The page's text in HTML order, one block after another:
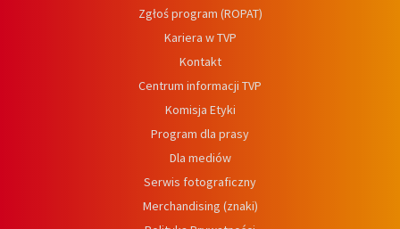
Zgłoś program (ROPAT)
Kariera w TVP
Kontakt
Centrum informacji TVP
Komisja Etyki
Program dla prasy
Dla mediów
Serwis fotograficzny
Merchandising (znaki)